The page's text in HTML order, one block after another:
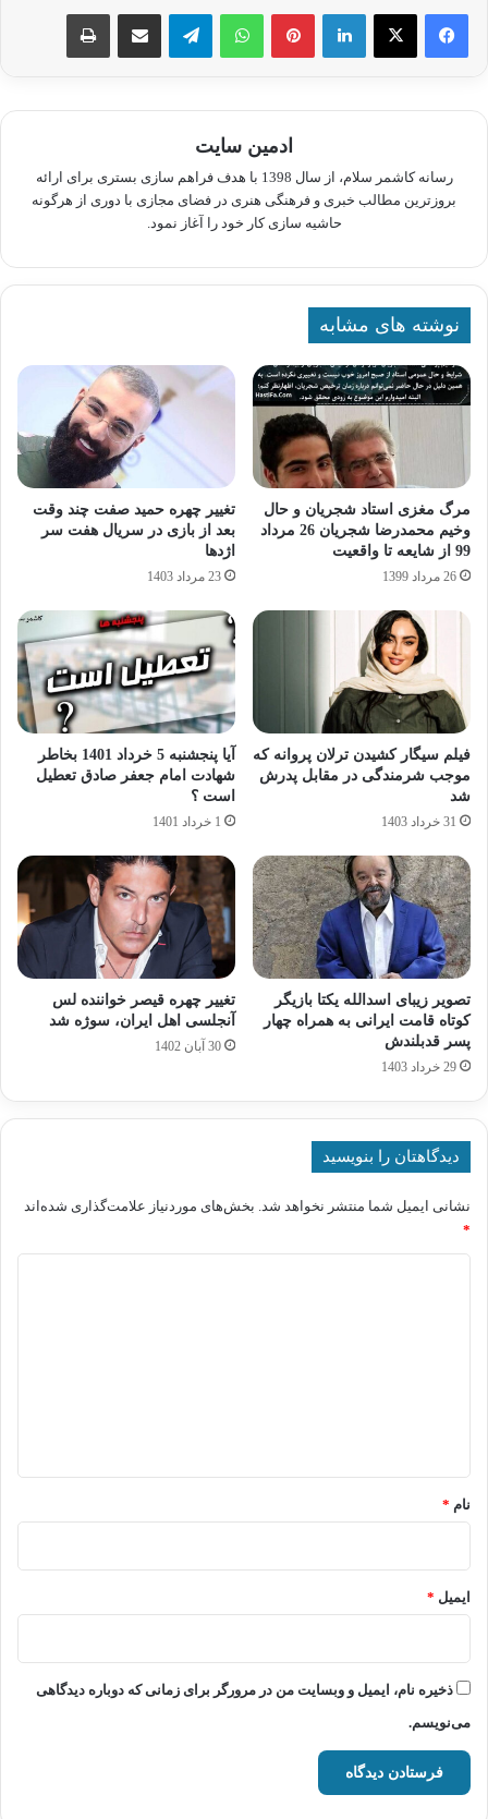
لینکدین پینترستواتس آپ تلگرام اشتراک گذاری از طریق ایمیل چاپ
ادمین سایت
رسانه کاشمر سلام، از سال 1398 با هدف فراهم سازی بستری برای ارائه
بروزترین مطالب خبری و فرهنگی هنری در فضای مجازی با دوری از هرگونه
حاشیه سازی کار خود را آغاز نمود.
نوشته های مشابه
مرگ مغزی استاد شجریان و حال
وخیم محمدرضا شجریان 26 مرداد
99 از شایعه تا واقعیت
26 مرداد 1399
تغییر چهره حمید صفت چند وقت
بعد از بازی در سریال هفت سر
اژدها
23 مرداد 1403
فیلم سیگار کشیدن ترلان پروانه که
موجب شرمندگی در مقابل پدرش
شد
31 خرداد 1403
آیا پنجشنبه 5 خرداد 1401 بخاطر
شهادت امام جعفر صادق تعطیل
است ؟
1 خرداد 1401
تصویر زیبای اسدالله یکتا بازیگر
کوتاه قامت ایرانی به همراه چهار
پسر قدبلندش
29 خرداد 1403
تغییر چهره قیصر خواننده لس
آنجلسی اهل ایران، سوژه شد
30 آبان 1402
دیدگاهتان را بنویسید
نشانی ایمیل شما منتشر نخواهد شد. بخش‌های موردنیاز علامت‌گذاری شده‌اند
*
نام *
ایمیل *
ذخیره نام، ایمیل و وبسایت من در مرورگر برای زمانی که دوباره دیدگاهی
می‌نویسم.